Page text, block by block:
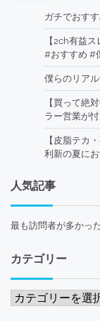
ガチでおす
【2ch有益
#おすすめ #
僕らのリア
【買って絶
ラー営業が
【皮脂テカ
利新の夏に
人気記事
最も訪問者が多かっ
カテゴリー
カ